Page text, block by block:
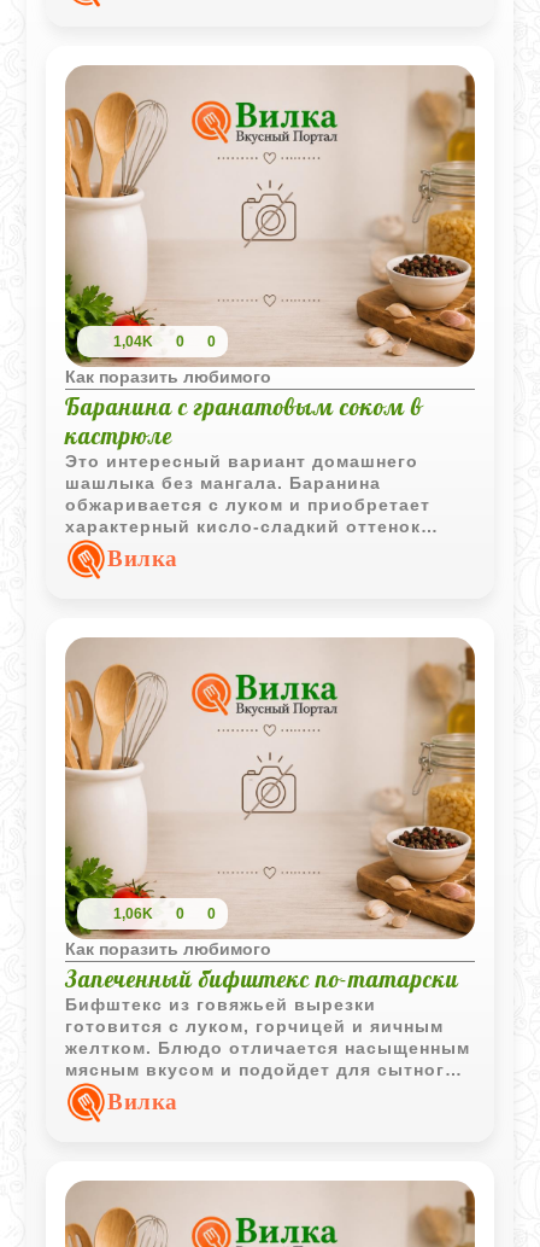
1,04K 0 0
Как поразить любимого
Баранина с гранатовым соком в
кастрюле
Это интересный вариант домашнего
шашлыка без мангала. Баранина
обжаривается с луком и приобретает
характерный кисло-сладкий оттенок
благодаря гранатовому соку.
Вилка
1,06K 0 0
Как поразить любимого
Запеченный бифштекс по-татарски
Бифштекс из говяжьей вырезки
готовится с луком, горчицей и яичным
желтком. Блюдо отличается насыщенным
мясным вкусом и подойдет для сытного
обеда или ужина.
Вилка